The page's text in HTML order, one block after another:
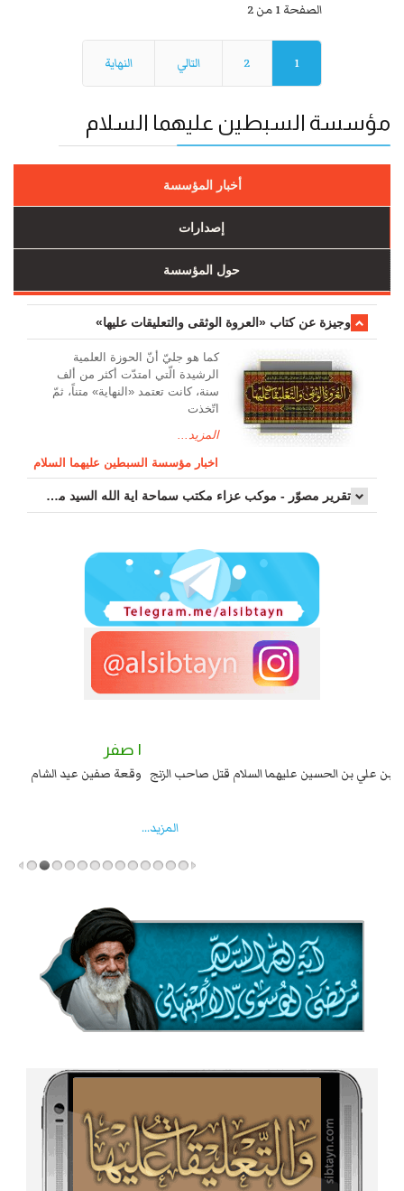
الصفحة 1 من 2
1
2 التالي النهاية
مؤسسة السبطين عليهما السلام
أخبار المؤسسة
إصدارات
حول المؤسسة
وجیزة عن کتاب «العروة الوثقی والتعلیقات علیها»
کما هو جليّ أنّ الحوزة العلمیة
الرشیدة الّتي امتدّت أكثر من ألف
سنة، كانت تعتمد «النهاية» متناً، ثمّ
اتّخذت
المزيد...
اخبار مؤسسة السبطين عليهما السلام
تقرير مصوّر - موكب عزاء مکتب سماحة اية الله السيد مرتضى الموسوي الاصفهاني في يوم إستشهاد السيدة فاطم...
السبايا عند يزيد شهادة زيد بن علي بن الحسين عليهما السلام قتل صاحب الزنج